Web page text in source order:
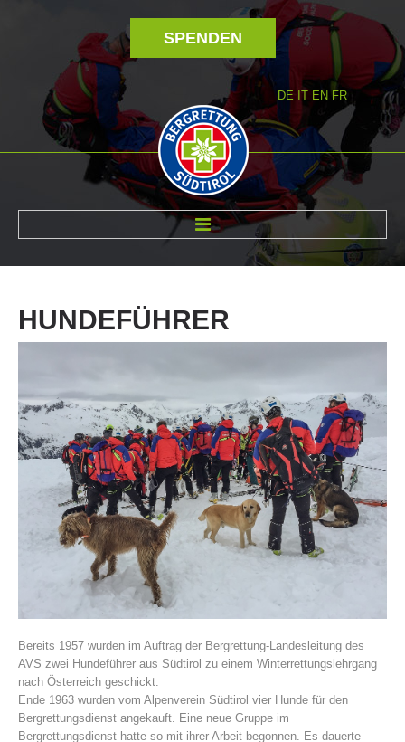
SPENDEN
DE IT EN FR
HUNDEFÜHRER
Bereits 1957 wurden im Auftrag der Bergrettung-Landesleitung des
AVS zwei Hundeführer aus Südtirol zu einem Winterrettungslehrgang
nach Österreich geschickt.
Ende 1963 wurden vom Alpenverein Südtirol vier Hunde für den
Bergrettungsdienst angekauft. Eine neue Gruppe im
Bergrettungsdienst hatte so mit ihrer Arbeit begonnen. Es dauerte